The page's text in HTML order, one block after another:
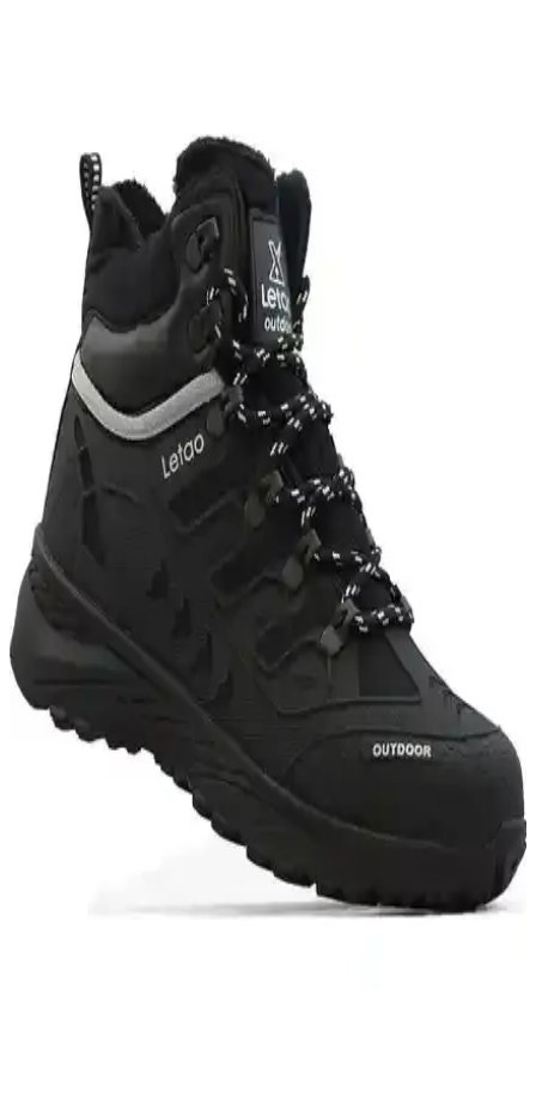
Bu karşılaştırmada Calsido Lacivert ile Letao Kürklü Unisex
Botların dış materyali, iç astar, taban ve ısı yalıtımı performansı ile
kış kullanımına uygunluk değerlendirilir; kullanıcı yorumları konfor
ve dayanıklılık yönlerini öne çıkarır.
Camaiore Mini Siyah Süet Yarım Bot Kadınlar İçin
Şık ve Konforlu Kış Ayakkabısı
Camaiore Mini Siyah Süet Yarım Bot, şık tasarımı ve konforu ile
soğuk havalarda ideal. El işçiliği, suya dayanıklı yüzeyi ve ortopedik
tabanıyla günlük kullanım için mükemmel bir seçenek.
Kadın Kış Botları Karşılaştırması: Malzeme,
Tasarım ve Kullanım Özellikleri
İki kadın bot modelinin detaylı karşılaştırmasıyla malzeme, tasarım
ve kullanım alanları hakkında bilgi edinerek doğru seçimi yapın.
Lumberjack Erkek Outdoor Botları Karşılaştırması:
Modeller, Özellikler ve Kullanıcı Yorumları
İki popüler Lumberjack erkek outdoor botu olan 2W Flake Hi ve
Star HI'nin tasarım, performans ve kullanıcı yorumlarıyla detaylı
karşılaştırması. Hangi model ihtiyaçlarınıza daha uygun?
Butigo TANRES 2PR MAVI ve Tonny Black Rahat
Botlar Karşılaştırması ve Özellikleri
İki farklı bot modeli olan Butigo TANRES 2PR MAVI ve Tonny
Black'in özellikleri, kullanıcı yorumları ve kullanım alanları detaylı
şekilde karşılaştırıldı, seçim yapmanıza yardımcı olacak bilgiler
Muggo Carol ve Muggo Loren Kadın Botları